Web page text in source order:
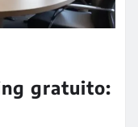
gratuito: